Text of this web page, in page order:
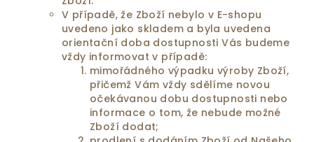
V případě, že Zboží nebylo v E-shopu
uvedeno jako skladem a byla uvedena
orientační doba dostupnosti Vás budeme
vždy informovat v případě:
mimořádného výpadku výroby Zboží,
přičemž Vám vždy sdělíme novou
očekávanou dobu dostupnosti nebo
informace o tom, že nebude možné
Zboží dodat;